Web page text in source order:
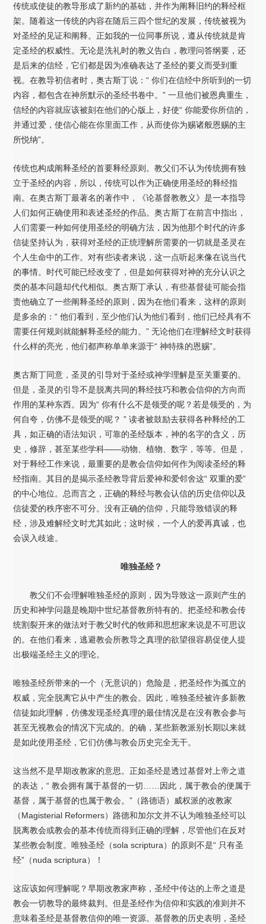
传统或使徒的教导形成了新约的基础，并作为阐释旧约的释经框
架。随着这一传统的内容在随后三四个世纪的发展，传统被视为
对圣经的见证和阐释。正如我的一位同事所说，遵从传统就是肯
定圣经的权威性。无论是洗礼时的教义告白，教理问答纲要，还
是后来的信经，它们都是因为准确表达了圣经的要义而受到重
视。在教导初信者时，奥古斯丁说：“ 你们在信经中所听到的一切
内容，都包含在神所默示的圣经书卷中。” 一旦他们被恩典重生，
信经的内容就应该被刻在他们的心版上，好使“ 你能爱你所信的，
并通过爱，使信心能在你里面工作，从而使你为赐诸般恩赐的主
所悦纳”。
传统也构成阐释圣经的首要释经原则。教父们不认为传统拥有独
立于圣经的内容，所以，传统可以作为正确使用圣经的释经指
南。在奥古斯丁最著名的著作中，《论基督教教义》是一本指导
人们如何正确使用和表述圣经的作品。奥古斯丁在前言中指出，
人们需要一种如何使用圣经的明确方法，因为他那个时代的许多
信徒坚持认为，获得对圣经的正统理解所需要的一切就是圣灵在
个人生命中的工作。对有些读者来说，这一点听起来像在说当代
的事情。时代可能已经改变了，但是如何获得对神的充分认识之
类的基本问题却代代相似。奥古斯丁承认，有些基督徒可能会指
责他确立了一些阐释圣经的原则，因为在他们看来，这样的原则
是多余的：“ 他们看到，至少他们认为他们看到，他们已经具有不
需要任何规则就能解释圣经的能力。” 无论他们在理解经文时获得
什么样的亮光，他们都声称单单来源于“ 神特殊的恩赐”。
奥古斯丁同意，圣灵的引导对于圣经或神学理解是至关重要的。
但是，圣灵的引导不是脱离共同的释经技巧和教会信仰的方向而
作用的某种东西。因为“ 你有什么不是领受的呢？若是领受的，为
何自夸，仿佛不是领受的呢？ ” 读者被鼓励去获得各种释经的工
具，如正确的语法知识，可靠的圣经版本，神的名字的含义，历
史，修辞，甚至某些学科——动物、植物、数字，等等。但是，
对于释经工作来说，最重要的是教会信仰如何作为阅读圣经的释
经指南。其目的是揭示圣经教导背后爱神和爱邻舍这“ 双重的爱”
的中心地位。总而言之，正确的释经与教会认信的历史信仰以及
信徒爱的秩序密不可分。没有正确的信仰，只能导致错误的释
经，涉及难解经文时尤其如此；这时候，一个人的爱再真诚，也
会误入歧途。
唯独圣经？
教父们不会理解唯独圣经的原则，因为导致这一原则产生的
历史和神学问题是晚期中世纪基督教所特有的。把圣经和教会传
统割裂开来的做法对于教父时代的牧师和思想家来说是不可思议
的。在他们看来，逃避教会所教导之真理的欲望很容易促使人提
出极端圣经主义的理论。
唯独圣经所带来的一个（无意识的）危险是，把圣经作为孤立的
权威，完全脱离它从中产生的教会。因此，唯独圣经被许多新教
信徒如此理解，仿佛发现圣经真理的最佳情况是在没有教会参与
甚至无视教会的情况下完成的。的确，某些新教派别长期以来就
是如此使用圣经，它们仿佛与教会历史完全无干。
这当然不是早期改教家的意思。正如圣经是透过基督对上帝之道
的表达，“ 教会拥有属于基督的一切……因此，属于教会的便属于
基督，属于基督的也属于教会。”（路德语）威权派的改教家
（Magisterial Reformers）路德和加尔文并不认为唯独圣经可以
脱离教会或教会的基本传统而得到正确的理解，尽管他们在反对
某些教会制度。唯独圣经（sola scriptura）的原则不是“ 只有圣
经”（nuda scriptura）！
这应该如何理解呢？早期改教家声称，圣经中传达的上帝之道是
教会一切教导的最终裁判。但是圣经作为信仰和实践的准则并不
意味着圣经是基督教信仰的唯一资源。基督教的历史表明，圣经